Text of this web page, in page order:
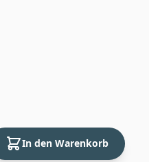
In den Warenkorb